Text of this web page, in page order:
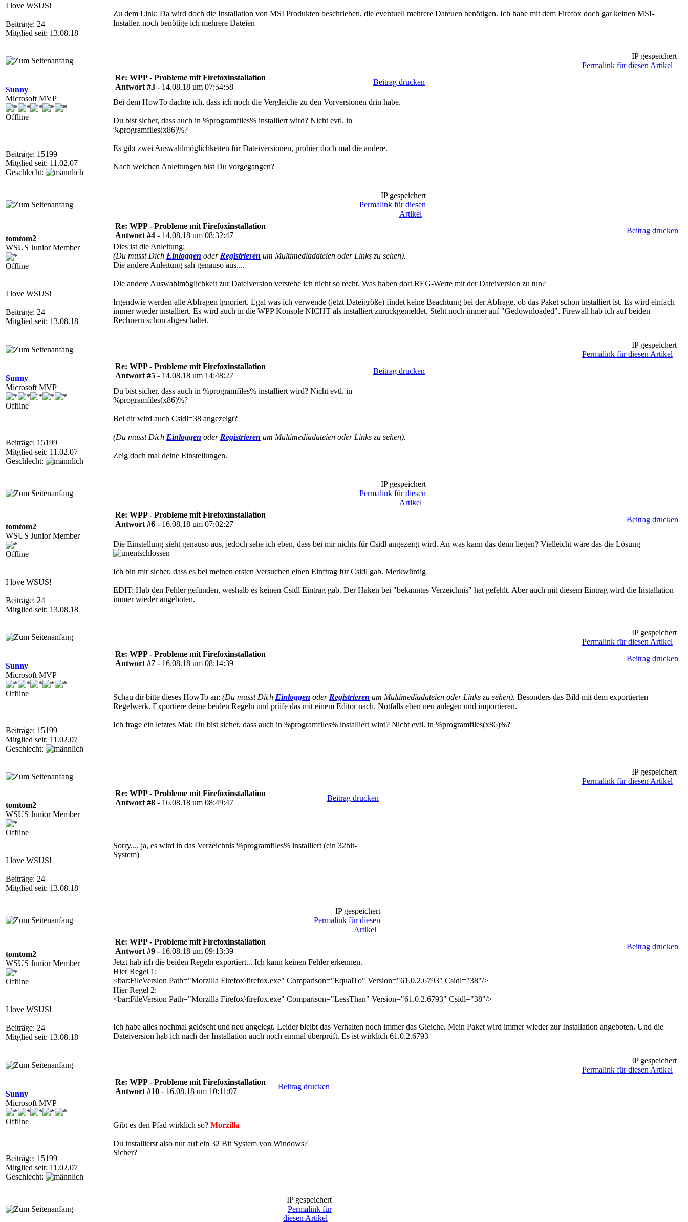
I love WSUS!
Beiträge: 24
Mitglied seit: 13.08.18
Zu dem Link: Da wird doch die Installation von MSI Produkten beschrieben, die eventuell mehrere Dateuen benötigen. Ich habe mit dem Firefox doch gar keinen MSI-
Installer, noch benötige ich mehrere Dateien
IP gespeichert
Permalink für diesen Artikel
Sunny
Microsoft MVP
Offline
Beiträge: 15199
Mitglied seit: 11.02.07
Geschlecht:
Re: WPP - Probleme mit Firefoxinstallation
Antwort #3 - 14.08.18 um 07:54:58
Beitrag drucken
Bei dem HowTo dachte ich, dass ich noch die Vergleiche zu den Vorversionen drin habe.
Du bist sicher, dass auch in %programfiles% installiert wird? Nicht evtl. in
%programfiles(x86)%?
Es gibt zwei Auswahlmöglichkeiten für Dateiversionen, probier doch mal die andere.
Nach welchen Anleitungen bist Du vorgegangen?
IP gespeichert
Permalink für diesen
Artikel
tomtom2
WSUS Junior Member
Offline
I love WSUS!
Beiträge: 24
Mitglied seit: 13.08.18
Re: WPP - Probleme mit Firefoxinstallation
Antwort #4 - 14.08.18 um 08:32:47
Beitrag drucken
Dies ist die Anleitung:
(Du musst Dich Einloggen oder Registrieren um Multimediadateien oder Links zu sehen).
Die andere Anleitung sah genauso aus....
Die andere Auswahlmöglichkeit zur Dateiversion verstehe ich nicht so recht. Was haben dort REG-Werte mit der Dateiversion zu tun?
Irgendwie werden alle Abfragen ignoriert. Egal was ich verwende (jetzt Dateigröße) findet keine Beachtung bei der Abfrage, ob das Paket schon installiert ist. Es wird einfach
immer wieder installiert. Es wird auch in die WPP Konsole NICHT als installiert zurückgemeldet. Steht noch immer auf "Gedownloaded". Firewall hab ich auf beiden
Rechnern schon abgeschaltet.
IP gespeichert
Permalink für diesen Artikel
Sunny
Microsoft MVP
Offline
Beiträge: 15199
Mitglied seit: 11.02.07
Geschlecht:
Re: WPP - Probleme mit Firefoxinstallation
Antwort #5 - 14.08.18 um 14:48:27
Beitrag drucken
Du bist sicher, dass auch in %programfiles% installiert wird? Nicht evtl. in
%programfiles(x86)%?
Bei dir wird auch Csidl=38 angezeigt?
(Du musst Dich Einloggen oder Registrieren um Multimediadateien oder Links zu sehen).
Zeig doch mal deine Einstellungen.
IP gespeichert
Permalink für diesen
Artikel
tomtom2
WSUS Junior Member
Offline
I love WSUS!
Beiträge: 24
Mitglied seit: 13.08.18
Re: WPP - Probleme mit Firefoxinstallation
Antwort #6 - 16.08.18 um 07:02:27
Beitrag drucken
Die Einstellung sieht genauso aus, jedoch sehe ich eben, dass bei mir nichts für Csidl angezeigt wird. An was kann das denn liegen? Vielleicht wäre das die Lösung
Ich bin mir sicher, dass es bei meinen ersten Versuchen einen Einftrag für Csidl gab. Merkwürdig
EDIT: Hab den Fehler gefunden, weshalb es keinen Csidl Eintrag gab. Der Haken bei "bekanntes Verzeichnis" hat gefehlt. Aber auch mit diesem Eintrag wird die Installation
immer wieder angeboten.
IP gespeichert
Permalink für diesen Artikel
Sunny
Microsoft MVP
Offline
Beiträge: 15199
Mitglied seit: 11.02.07
Geschlecht:
Re: WPP - Probleme mit Firefoxinstallation
Antwort #7 - 16.08.18 um 08:14:39
Beitrag drucken
Schau dir bitte dieses HowTo an: (Du musst Dich Einloggen oder Registrieren um Multimediadateien oder Links zu sehen). Besonders das Bild mit dem exportierten
Regelwerk. Exportiere deine beiden Regeln und prüfe das mit einem Editor nach. Notfalls eben neu anlegen und importieren.
Ich frage ein letztes Mal: Du bist sicher, dass auch in %programfiles% installiert wird? Nicht evtl. in %programfiles(x86)%?
IP gespeichert
Permalink für diesen Artikel
tomtom2
WSUS Junior Member
Offline
I love WSUS!
Beiträge: 24
Mitglied seit: 13.08.18
Re: WPP - Probleme mit Firefoxinstallation
Antwort #8 - 16.08.18 um 08:49:47
Beitrag drucken
Sorry.... ja, es wird in das Verzeichnis %programfiles% installiert (ein 32bit-
System)
IP gespeichert
Permalink für diesen
Artikel
tomtom2
WSUS Junior Member
Offline
I love WSUS!
Beiträge: 24
Mitglied seit: 13.08.18
Re: WPP - Probleme mit Firefoxinstallation
Antwort #9 - 16.08.18 um 09:13:39
Beitrag drucken
Jetzt hab ich die beiden Regeln exportiert... Ich kann keinen Fehler erkennen.
Hier Regel 1:
<bar:FileVersion Path="Morzilla Firefox\firefox.exe" Comparison="EqualTo" Version="61.0.2.6793" Csidl="38"/>
Hier Regel 2:
<bar:FileVersion Path="Morzilla Firefox\firefox.exe" Comparison="LessThan" Version="61.0.2.6793" Csidl="38"/>
Ich habe alles nochmal gelöscht und neu angelegt. Leider bleibt das Verhalten noch immer das Gleiche. Mein Paket wird immer wieder zur Installation angeboten. Und die
Dateiversion hab ich nach der Installation auch noch einmal überprüft. Es ist wirklich 61.0.2.6793
IP gespeichert
Permalink für diesen Artikel
Sunny
Microsoft MVP
Offline
Beiträge: 15199
Mitglied seit: 11.02.07
Geschlecht:
Re: WPP - Probleme mit Firefoxinstallation
Antwort #10 - 16.08.18 um 10:11:07
Beitrag drucken
Gibt es den Pfad wirklich so? Morzilla
Du installierst also nur auf ein 32 Bit System von Windows?
Sicher?
IP gespeichert
Permalink für
diesen Artikel